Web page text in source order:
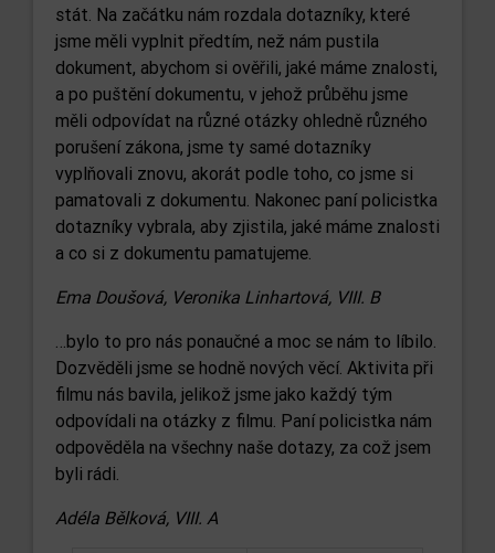
stát. Na začátku nám rozdala dotazníky, které
jsme měli vyplnit předtím, než nám pustila
dokument, abychom si ověřili, jaké máme znalosti,
a po puštění dokumentu, v jehož průběhu jsme
měli odpovídat na různé otázky ohledně různého
porušení zákona, jsme ty samé dotazníky
vyplňovali znovu, akorát podle toho, co jsme si
pamatovali z dokumentu. Nakonec paní policistka
dotazníky vybrala, aby zjistila, jaké máme znalosti
a co si z dokumentu pamatujeme.
Ema Doušová, Veronika Linhartová, VIII. B
…bylo to pro nás ponaučné a moc se nám to líbilo.
Dozvěděli jsme se hodně nových věcí. Aktivita při
filmu nás bavila, jelikož jsme jako každý tým
odpovídali na otázky z filmu. Paní policistka nám
odpověděla na všechny naše dotazy, za což jsem
byli rádi.
Adéla Bělková, VIII. A